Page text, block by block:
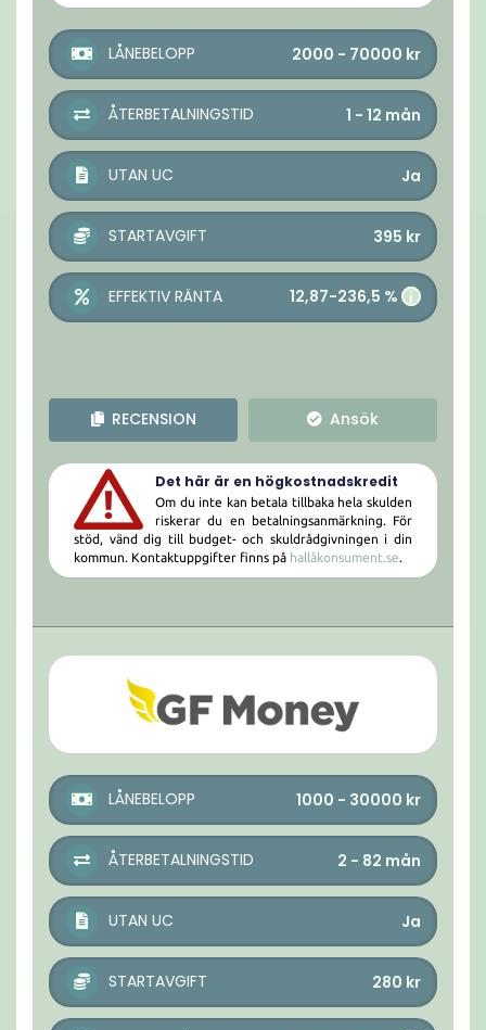
LÅNEBELOPP 2000 - 70000 kr
ÅTERBETALNINGSTID 1 - 12 mån
UTAN UC Ja
STARTAVGIFT 395 kr
EFFEKTIV RÄNTA 12,87-236,5 % i
RECENSION Ansök
Det här är en högkostnadskredit
Om du inte kan betala tillbaka hela skulden
riskerar du en betalningsanmärkning. För
stöd, vänd dig till budget- och skuldrådgivningen i din
kommun. Kontaktuppgifter finns på hallåkonsument.se.
LÅNEBELOPP 1000 - 30000 kr
ÅTERBETALNINGSTID 2 - 82 mån
UTAN UC Ja
STARTAVGIFT 280 kr